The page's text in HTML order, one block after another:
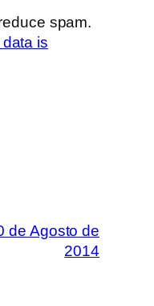
spam.
is
de Agosto de
2014